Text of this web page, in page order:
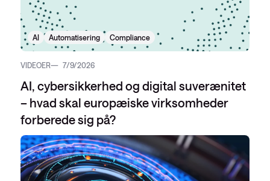
AI Automatisering Compliance
VIDEOER 7/9/2026
AI, cybersikkerhed og digital suverænitet
– hvad skal europæiske virksomheder
forberede sig på?